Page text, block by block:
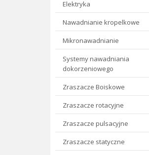
Elektryka
Nawadnianie kropelkowe
Mikronawadnianie
Systemy nawadniania
dokorzeniowego
Zraszacze Boiskowe
Zraszacze rotacyjne
Zraszacze pulsacyjne
Zraszacze statyczne